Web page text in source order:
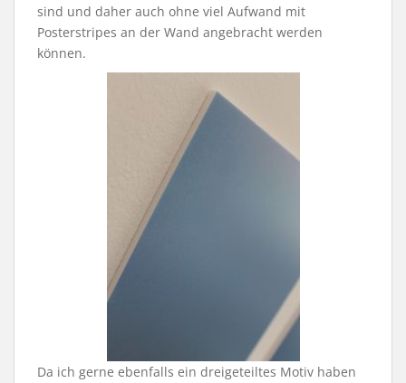
sind und daher auch ohne viel Aufwand mit
Posterstripes an der Wand angebracht werden
können.
Da ich gerne ebenfalls ein dreigeteiltes Motiv haben